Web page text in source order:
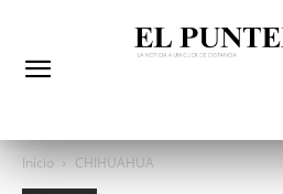
Inicio CHIHUAHUA